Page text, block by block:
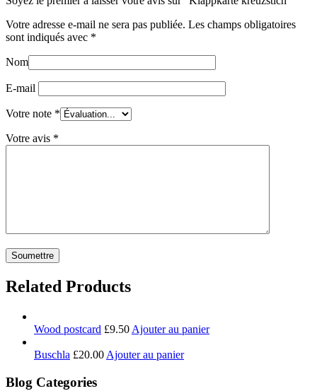
Votre adresse e-mail ne sera pas publiée. Les champs obligatoires
sont indiqués avec *
Nom
E-mail
Votre note *
Votre avis *
Related Products
Wood postcard £9.50 Ajouter au panier
Buschla £20.00 Ajouter au panier
Blog Categories